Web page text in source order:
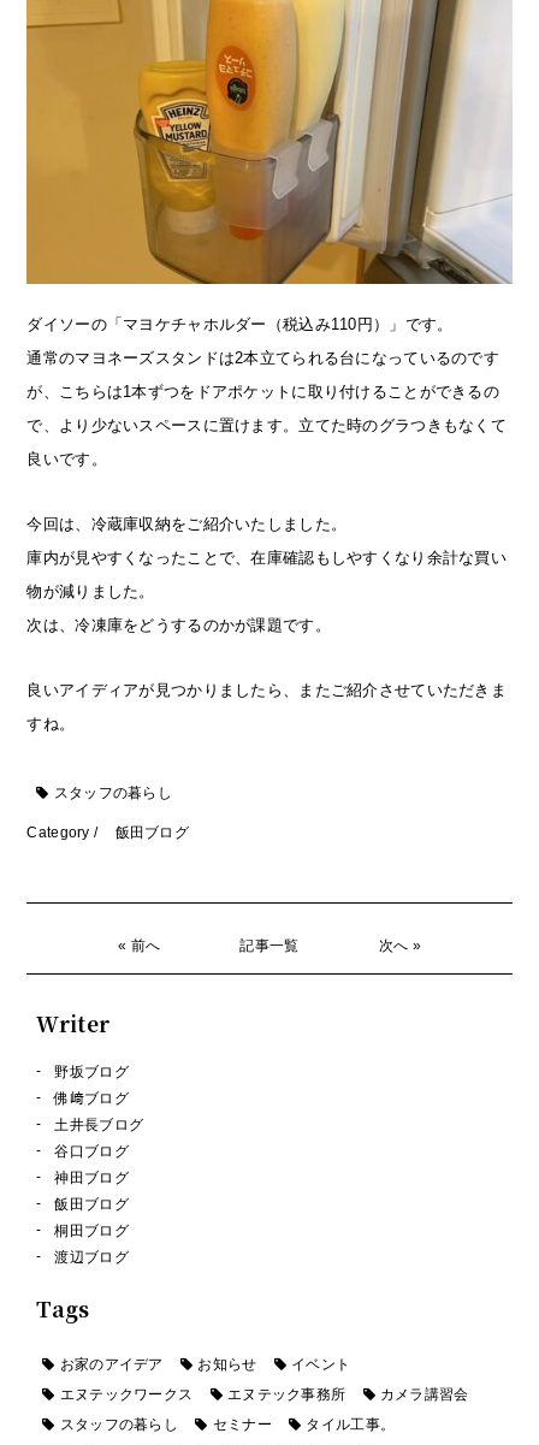
ダイソーの「マヨケチャホルダー（税込み110円）」です。
通常のマヨネーズスタンドは2本立てられる台になっているのです
が、こちらは1本ずつをドアポケットに取り付けることができるの
で、より少ないスペースに置けます。立てた時のグラつきもなくて
良いです。
今回は、冷蔵庫収納をご紹介いたしました。
庫内が見やすくなったことで、在庫確認もしやすくなり余計な買い
物が減りました。
次は、冷凍庫をどうするのかが課題です。
良いアイディアが見つかりましたら、またご紹介させていただきま
すね。
スタッフの暮らし
Category / 飯田ブログ
« 前へ 記事一覧 次へ »
Writer
野坂ブログ
佛﨑ブログ
土井長ブログ
谷口ブログ
神田ブログ
飯田ブログ
桐田ブログ
渡辺ブログ
Tags
お家のアイデア お知らせ
イベント
エヌテックワークス
エヌテック事務所
カメラ講習会
スタッフの暮らし
セミナー
タイル工事。